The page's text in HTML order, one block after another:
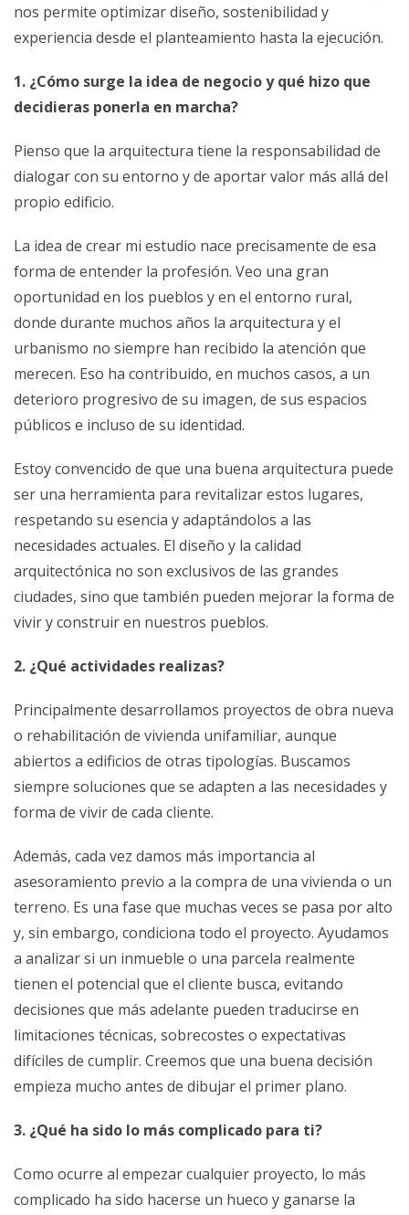
nos permite optimizar diseño, sostenibilidad y
experiencia desde el planteamiento hasta la ejecución.
1. ¿Cómo surge la idea de negocio y qué hizo que
decidieras ponerla en marcha?
Pienso que la arquitectura tiene la responsabilidad de
dialogar con su entorno y de aportar valor más allá del
propio edificio.
La idea de crear mi estudio nace precisamente de esa
forma de entender la profesión. Veo una gran
oportunidad en los pueblos y en el entorno rural,
donde durante muchos años la arquitectura y el
urbanismo no siempre han recibido la atención que
merecen. Eso ha contribuido, en muchos casos, a un
deterioro progresivo de su imagen, de sus espacios
públicos e incluso de su identidad.
Estoy convencido de que una buena arquitectura puede
ser una herramienta para revitalizar estos lugares,
respetando su esencia y adaptándolos a las
necesidades actuales. El diseño y la calidad
arquitectónica no son exclusivos de las grandes
ciudades, sino que también pueden mejorar la forma de
vivir y construir en nuestros pueblos.
2. ¿Qué actividades realizas?
Principalmente desarrollamos proyectos de obra nueva
o rehabilitación de vivienda unifamiliar, aunque
abiertos a edificios de otras tipologías. Buscamos
siempre soluciones que se adapten a las necesidades y
forma de vivir de cada cliente.
Además, cada vez damos más importancia al
asesoramiento previo a la compra de una vivienda o un
terreno. Es una fase que muchas veces se pasa por alto
y, sin embargo, condiciona todo el proyecto. Ayudamos
a analizar si un inmueble o una parcela realmente
tienen el potencial que el cliente busca, evitando
decisiones que más adelante pueden traducirse en
limitaciones técnicas, sobrecostes o expectativas
difíciles de cumplir. Creemos que una buena decisión
empieza mucho antes de dibujar el primer plano.
3. ¿Qué ha sido lo más complicado para ti?
Como ocurre al empezar cualquier proyecto, lo más
complicado ha sido hacerse un hueco y ganarse la